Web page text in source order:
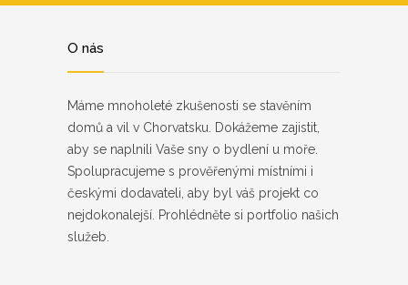
O nás
Máme mnoholeté zkušenosti se stavěním
domů a vil v Chorvatsku. Dokážeme zajistit,
aby se naplnili Vaše sny o bydlení u moře.
Spolupracujeme s prověřenými místními i
českými dodavateli, aby byl váš projekt co
nejdokonalejší. Prohlédněte si portfolio našich
služeb.